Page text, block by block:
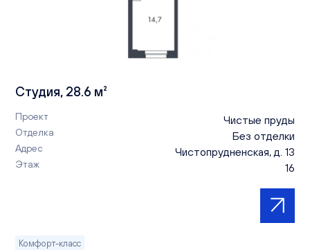
Студия, 28.6 м²
Проект Чистые пруды
Отделка Без отделки
Адрес Чистопрудненская, д. 13
Этаж 16
Комфорт-класс